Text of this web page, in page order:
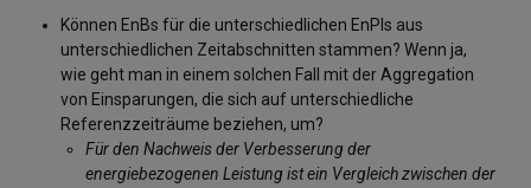
Können EnBs für die unterschiedlichen EnPIs aus
unterschiedlichen Zeitabschnitten stammen? Wenn ja,
wie geht man in einem solchen Fall mit der Aggregation
von Einsparungen, die sich auf unterschiedliche
Referenzzeiträume beziehen, um?
Für den Nachweis der Verbesserung der
energiebezogenen Leistung ist ein Vergleich zwischen der